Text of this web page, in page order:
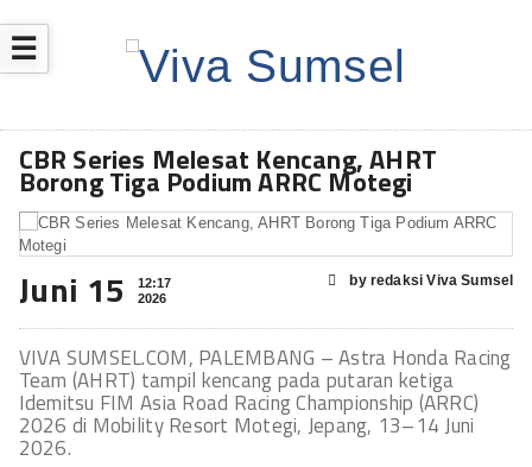
☰
CBR Series Melesat Kencang, AHRT
Borong Tiga Podium ARRC Motegi
Juni 15
12:17
2026
by redaksi Viva Sumsel
VIVA SUMSEL.COM, PALEMBANG – Astra Honda Racing
Team (AHRT) tampil kencang pada putaran ketiga
Idemitsu FIM Asia Road Racing Championship (ARRC)
2026 di Mobility Resort Motegi, Jepang, 13–14 Juni
2026.